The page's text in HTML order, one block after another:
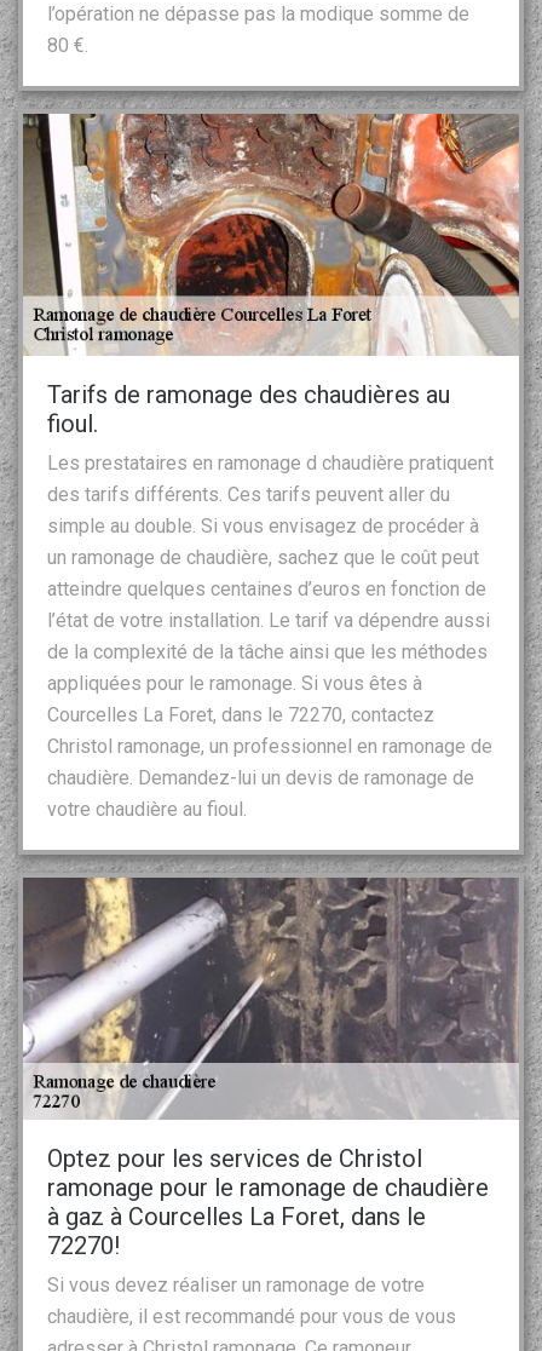
l’opération ne dépasse pas la modique somme de
80 €.
Tarifs de ramonage des chaudières au
fioul.
Les prestataires en ramonage d chaudière pratiquent
des tarifs différents. Ces tarifs peuvent aller du
simple au double. Si vous envisagez de procéder à
un ramonage de chaudière, sachez que le coût peut
atteindre quelques centaines d’euros en fonction de
l’état de votre installation. Le tarif va dépendre aussi
de la complexité de la tâche ainsi que les méthodes
appliquées pour le ramonage. Si vous êtes à
Courcelles La Foret, dans le 72270, contactez
Christol ramonage, un professionnel en ramonage de
chaudière. Demandez-lui un devis de ramonage de
votre chaudière au fioul.
Optez pour les services de Christol
ramonage pour le ramonage de chaudière
à gaz à Courcelles La Foret, dans le
72270!
Si vous devez réaliser un ramonage de votre
chaudière, il est recommandé pour vous de vous